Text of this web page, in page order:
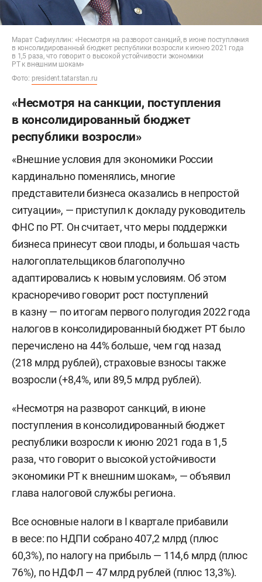
Марат Сафиуллин: «Несмотря на разворот санкций, в июне поступления
в консолидированный бюджет республики возросли к июню 2021 года
в 1,5 раза, что говорит о высокой устойчивости экономики
РТ к внешним шокам»
Фото: president.tatarstan.ru
«Несмотря на санкции, поступления
в консолидированный бюджет
республики возросли»
«Внешние условия для экономики России
кардинально поменялись, многие
представители бизнеса оказались в непростой
ситуации», — приступил к докладу руководитель
ФНС по РТ. Он считает, что меры поддержки
бизнеса принесут свои плоды, и большая часть
налогоплательщиков благополучно
адаптировались к новым условиям. Об этом
красноречиво говорит рост поступлений
в казну — по итогам первого полугодия 2022 года
налогов в консолидированный бюджет РТ было
перечислено на 44% больше, чем год назад
(218 млрд рублей), страховые взносы также
возросли (+8,4%, или 89,5 млрд рублей).
«Несмотря на разворот санкций, в июне
поступления в консолидированный бюджет
республики возросли к июню 2021 года в 1,5
раза, что говорит о высокой устойчивости
экономики РТ к внешним шокам», — объявил
глава налоговой службы региона.
Все основные налоги в I квартале прибавили
в весе: по НДПИ собрано 407,2 млрд (плюс
60,3%), по налогу на прибыль — 114,6 млрд (плюс
76%), по НДФЛ — 47 млрд рублей (плюс 13,3%).